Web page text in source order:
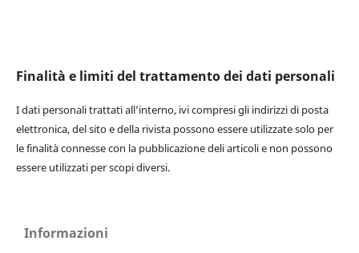
Finalità e limiti del trattamento dei dati personali
I dati personali trattati all’interno, ivi compresi gli indirizzi di posta
elettronica, del sito e della rivista possono essere utilizzate solo per
le finalità connesse con la pubblicazione deli articoli e non possono
essere utilizzati per scopi diversi.
Informazioni